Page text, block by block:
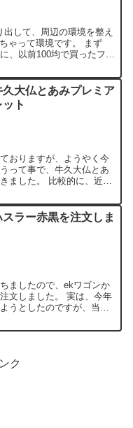
して、周辺の環境を整え
ゃって環境です。 まず
、以前100均で買ったフリ
大仏とあみプレミア
ト
おりますが、ようやく今
って事で、牛久大仏とあ
ました。 比較的に、近場
ラー赤黒を注文しま
ましたので、ekワゴンか
文しました。 実は、今年
うとしたのですが、当
ク